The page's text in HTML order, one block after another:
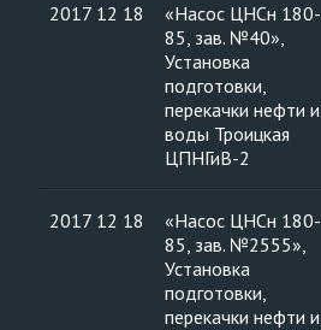
2017 12 18
«Насос ЦНСн 180-
85, зав. №40»,
Установка
подготовки,
перекачки нефти и
воды Троицкая
ЦПНГиВ-2
2017 12 18
«Насос ЦНСн 180-
85, зав. №2555»,
Установка
подготовки,
перекачки нефти и